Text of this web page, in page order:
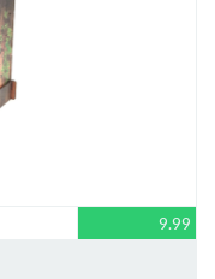
9.99